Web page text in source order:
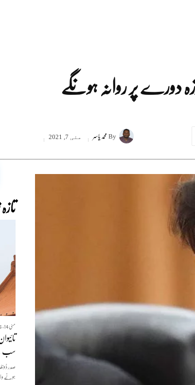
پر روانہ ہونگے
Byمحمد یاسر مئی 7, 2021
مئی 14, 2026
سب
صدر
ہونے